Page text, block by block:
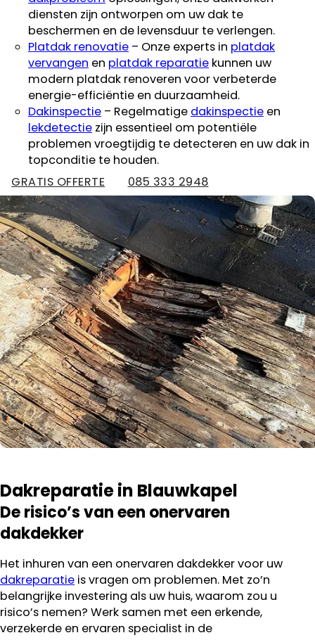
diensten zijn ontworpen om uw dak te
beschermen en de levensduur te verlengen.
Platdak renovatie – Onze experts in platdak
vervangen en platdak reparatie kunnen uw
modern platdak renoveren voor verbeterde
energie-efficiëntie en duurzaamheid.
Dakinspectie – Regelmatige dakinspectie en
lekdetectie zijn essentieel om potentiële
problemen vroegtijdig te detecteren en uw dak in
topconditie te houden.
GRATIS OFFERTE
085 333 2948
Dakreparatie in Blauwkapel
De risico’s van een onervaren
dakdekker
Het inhuren van een onervaren dakdekker voor uw
dakreparatie is vragen om problemen. Met zo’n
belangrijke investering als uw huis, waarom zou u
risico’s nemen? Werk samen met een erkende,
verzekerde en ervaren specialist in de